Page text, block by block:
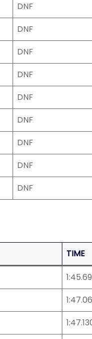
DNF
DNF
DNF
DNF
DNF
DNF
DNF
DNF
DNF
TIME